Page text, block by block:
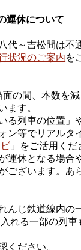
運休について
代～吉松間は不
状況のご案内を
面の間、本数を
ます。
る列車の位置」
ン等でリアルタ
」をご活用くだ
運休となる場合
ございます。あ
んじ鉄道線内の
れる一部の列車
ください。